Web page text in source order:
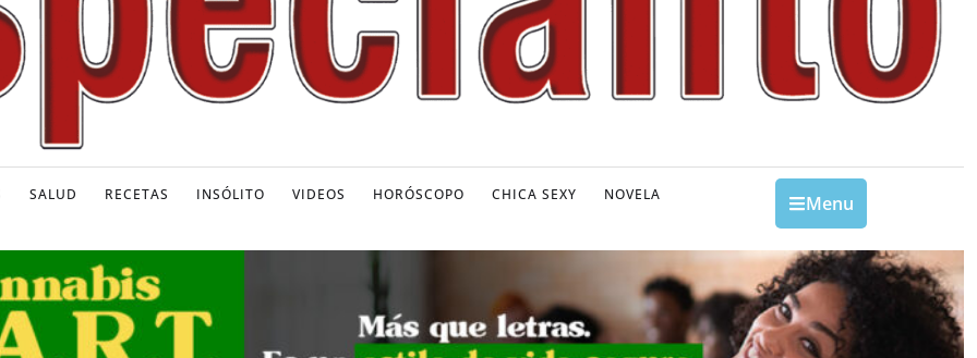
SALUD RECETAS INSÓLITO VIDEOS HORÓSCOPO CHICA SEXY NOVELA Menu